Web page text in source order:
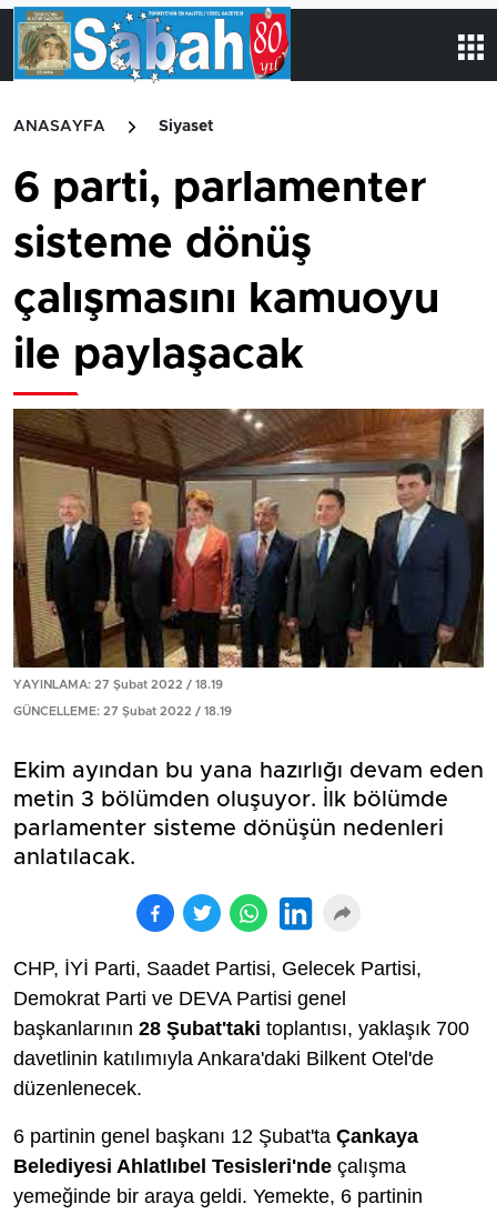
ANASAYFA Siyaset
6 parti, parlamenter
sisteme dönüş
çalışmasını kamuoyu
ile paylaşacak
YAYINLAMA: 27 Şubat 2022 / 18.19
GÜNCELLEME: 27 Şubat 2022 / 18.19
Ekim ayından bu yana hazırlığı devam eden
metin 3 bölümden oluşuyor. İlk bölümde
parlamenter sisteme dönüşün nedenleri
anlatılacak.
CHP, İYİ Parti, Saadet Partisi, Gelecek Partisi,
Demokrat Parti ve DEVA Partisi genel
başkanlarının 28 Şubat'taki toplantısı, yaklaşık 700
davetlinin katılımıyla Ankara'daki Bilkent Otel'de
düzenlenecek.
6 partinin genel başkanı 12 Şubat'ta Çankaya
Belediyesi Ahlatlıbel Tesisleri'nde çalışma
yemeğinde bir araya geldi. Yemekte, 6 partinin